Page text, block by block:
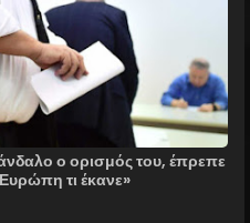
ο ορισμός του, έπρεπε
τι έκανε»